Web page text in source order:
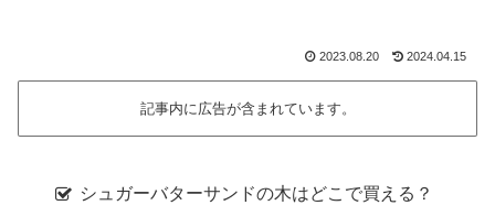
2023.08.20 2024.04.15
記事内に広告が含まれています。
シュガーバターサンドの木はどこで買える？